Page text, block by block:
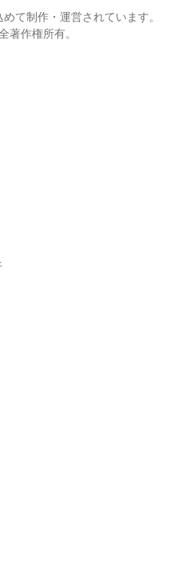
て制作・運営されています。
著作権所有。